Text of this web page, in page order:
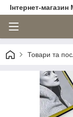
Інтернет-
Товари та